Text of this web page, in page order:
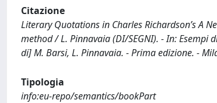
Citazione
Literary Quotations in Charles Richardson’s A
method / L. Pinnavaia (DI/SEGNI). - In:
di] M. Barsi, L. Pinnavaia. - Prima edizione. -
Tipologia
info:eu-repo/semantics/bookPart